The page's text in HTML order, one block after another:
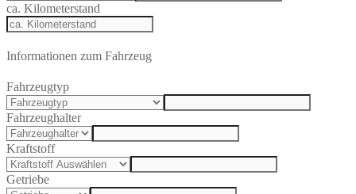
ca. Kilometerstand
Informationen zum Fahrzeug
Fahrzeugtyp
Fahrzeughalter
Kraftstoff
Getriebe